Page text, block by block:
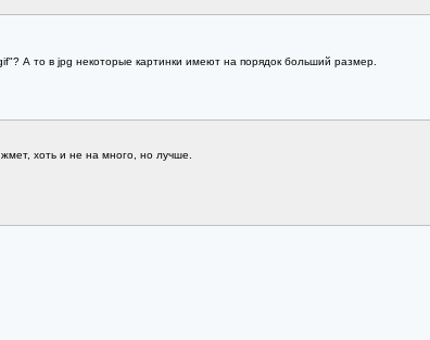
А то в jpg некоторые картинки имеют на порядок больший размер.
хоть и не на много, но лучше.